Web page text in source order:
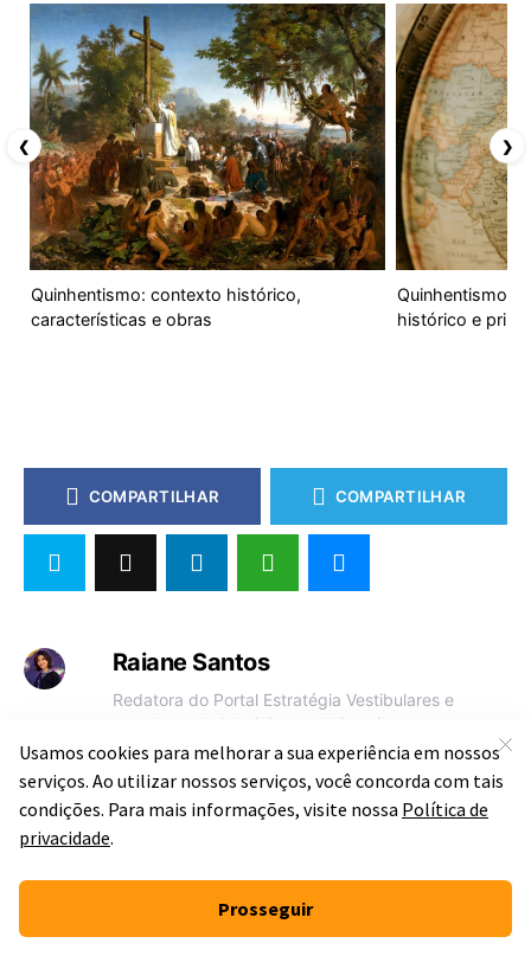
Quinhentismo: contexto histórico,
características e obras
Quinhentismo
histórico e
❮ ❯
COMPARTILHAR COMPARTILHAR
Raiane Santos
Redatora do Portal Estratégia Vestibulares e
estudante de Medicina na Universidade de
Pernambuco.
— ARTIGO ANTERIOR
Polígonos inscritos em uma
circunferência: definição e